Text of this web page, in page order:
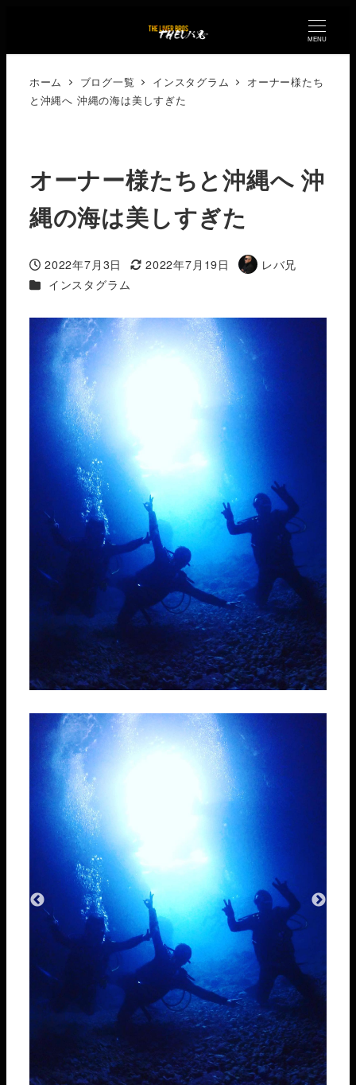
MENU
ホーム ブログ一覧 インスタグラム
オーナー様たち
と沖縄へ️ 沖縄の海は美しすぎた
オーナー様たちと沖縄へ️ 沖
縄の海は美しすぎた
投稿日
2022年7月3日
更新日
2022年7月19日
著
レバ兄
カテゴリー
インスタグラム